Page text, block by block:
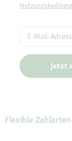
E-Mail-
Jetzt
Flexible Zahlarten